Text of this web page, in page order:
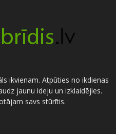
ikvienam. Atpūties no ikdienas
jaunu ideju un izklaidējies.
savs stūrītis.